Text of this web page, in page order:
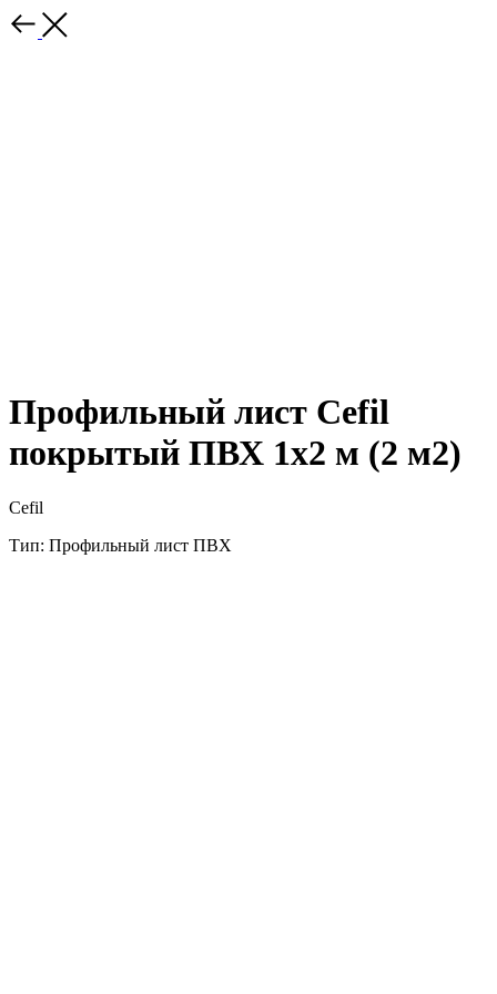
Профильный лист Cefil
покрытый ПВХ 1х2 м (2 м2)
Cefil
Тип: Профильный лист ПВХ